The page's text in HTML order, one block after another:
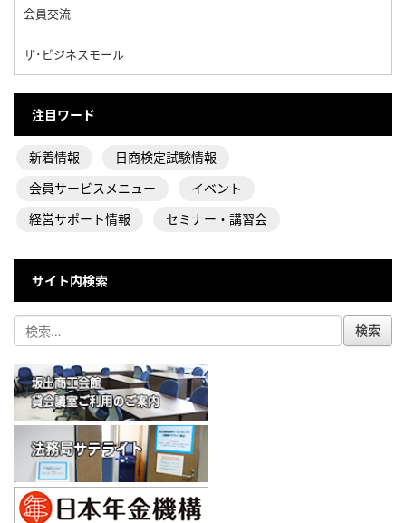
会員交流
ザ･ビジネスモール
注目ワード
新着情報
日商検定試験情報
会員サービスメニュー
イベント
経営サポート情報
セミナー・講習会
サイト内検索